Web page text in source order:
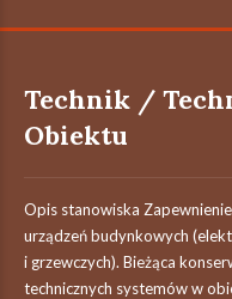
Technik /
Obiektu
Opis stanowiska
urządzeń budynkowych
i grzewczych). Bieżąca
technicznych systemów w